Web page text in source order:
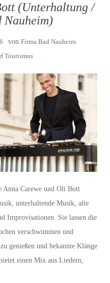
(Unterhaltung /
Nauheim)
von Firma Bad Nauheim
Tourismus
Anna Carewe und Oli Bott
unterhaltende Musik, alte
Improvisationen. Sie lassen die
verschwimmen und
genießen und bekannte Klänge
einen Mix aus Liedern,